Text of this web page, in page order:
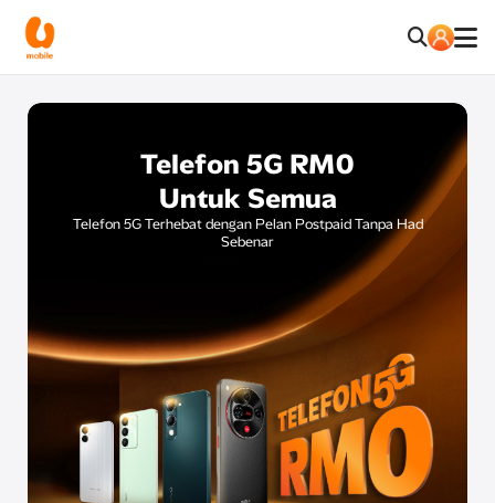
Telefon 5G RM0
Untuk Semua
Telefon 5G Terhebat dengan Pelan Postpaid Tanpa Had
Sebenar